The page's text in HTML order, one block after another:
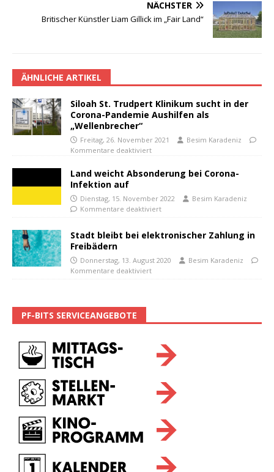
NÄCHSTER
Britischer Künstler Liam Gillick im „Fair Land“
ÄHNLICHE ARTIKEL
Siloah St. Trudpert Klinikum sucht in der
Corona-Pandemie Aushilfen als
„Wellenbrecher“
Freitag, 26. November 2021
Besim Karadeniz
Kommentare deaktiviert
Land weicht Absonderung bei Corona-
Infektion auf
Dienstag, 15. November 2022
Besim Karadeniz
Kommentare deaktiviert
Stadt bleibt bei elektronischer Zahlung in
Freibädern
Donnerstag, 13. August 2020
Besim Karadeniz
Kommentare deaktiviert
PF-BITS SERVICEANGEBOTE